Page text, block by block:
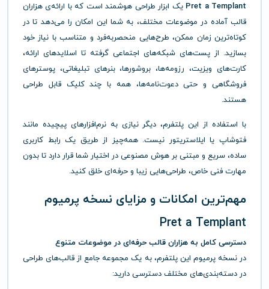
Pret a Templant یک ابزار طراحی هوشمند است که با ارائه‌ی هزاران
قالب آماده در موضوعات مختلف، به شما این امکان را می‌دهد تا در
کوتاه‌ترین زمان ممکن، طرح‌هایی منحصربه‌فرد و متناسب با نیاز خود
بسازید. از پست‌های شبکه‌های اجتماعی گرفته تا اسلایدهای ارائه،
کارت‌های ویزیت، رزومه‌ها، بروشورها، بنرهای تبلیغاتی، پوسترهای
فروشگاهی و حتی دعوت‌نامه‌ها، همه با چند کلیک قابل طراحی
هستند.
با استفاده از این پلتفرم، دیگر نیازی به نرم‌افزارهای پیچیده مانند
فتوشاپ یا ایلاستریتور نیست. همه‌چیز از طریق یک رابط کاربری
ساده، سریع و مبتنی بر هوش مصنوعی در اختیار شما قرار دارد تا بدون
مهارت فنی خاص، طراحی‌هایی زیبا و حرفه‌ای خلق کنید.
مهم‌ترین امکانات و مزایای نسخه پرمیوم
Pret a Templant
دسترسی کامل به هزاران قالب حرفه‌ای در موضوعات متنوع
در نسخه پرمیوم این پلتفرم، به یک مجموعه جامع از قالب‌های طراحی
در دسته‌بندی‌های مختلف دسترسی دارید: